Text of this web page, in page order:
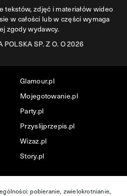
tekstów, zdjęć i materiałów wideo
w całości lub w części wymaga
zgody wydawcy.
SP. Z O. O 2026
Glamour.pl
Mojegotowanie.pl
Party.pl
Przyslijprzepis.pl
Wizaz.pl
Story.pl
pobieranie, zwielokrotnianie,